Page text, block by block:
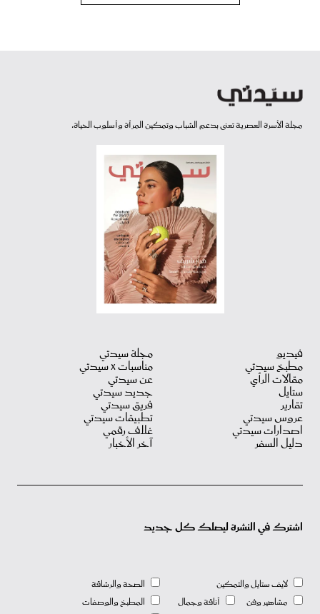
مجلة الأسرة العصرية تعنى بدعم الشباب وتمكين المرأة وأسلوب الحياة.
فيديو
مطبخ سيدتي
مقالات الرأي
ستايل
تقارير
عروس سيدتي
اصدارات سيدتي
دليل السفر
مجلة سيدتي
مناسبات X سيدتي
عن سيدتي
جديد سيدتي
فريق سيدتي
تطبيقات سيدتي
غلاف رقمي
آخر الأخبار
اشترك في النشرة ليصلك كل جديد
لايف ستايل والتمكين
مشاهير وفن
أناقة وجمال
الصحة والرشاقة
المطبخ والوصفات